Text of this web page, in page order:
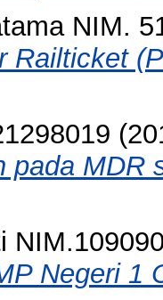
NIM.
Railticket
pada MDR
Negeri 1